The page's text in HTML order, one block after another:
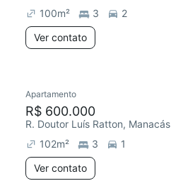
100m² 3
2
Ver contato
Apartamento
R$ 600.000
R. Doutor Luís Ratton, Manacás
102m² 3
1
Ver contato